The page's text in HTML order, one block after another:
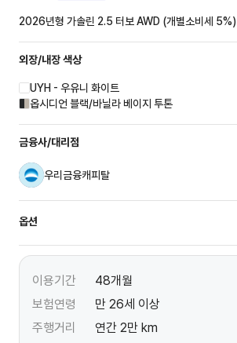
2026년형 가솔린 2.5 터보 AWD (개별소비세 5%)
외장/내장색상
UYH - 우유니 화이트
옵시디언 블랙/바닐라 베이지 투톤
금융사/대리점
우리금융캐피탈
옵션
이용기간
48개월
보험연령
만 26세 이상
주행거리
연간 2만 km